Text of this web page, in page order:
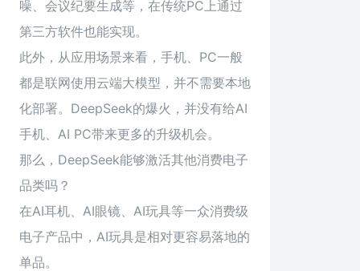
噪、会议纪要生成等，在传统PC上通过
第三方软件也能实现。
此外，从应用场景来看，手机、PC一般
都是联网使用云端大模型，并不需要本地
化部署。DeepSeek的爆火，并没有给AI
手机、AI PC带来更多的升级机会。
那么，DeepSeek能够激活其他消费电子
品类吗？
在AI耳机、AI眼镜、AI玩具等一众消费级
电子产品中，AI玩具是相对更容易落地的
单品。